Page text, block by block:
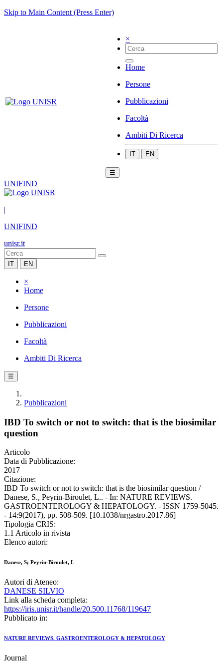
Skip to Main Content (Press Enter)
×
Home
Persone
Pubblicazioni
Facoltà
Ambiti Di Ricerca
IT EN
☰
UNIFIND
|
UNIFIND
unisr.it
IT EN
×
Home
Persone
Pubblicazioni
Facoltà
Ambiti Di Ricerca
☰
Pubblicazioni
IBD To switch or not to switch: that is the biosimilar
question
Articolo
Data di Pubblicazione:
2017
Citazione:
IBD To switch or not to switch: that is the biosimilar question /
Danese, S., Peyrin-Biroulet, L.. - In: NATURE REVIEWS.
GASTROENTEROLOGY & HEPATOLOGY. - ISSN 1759-5045.
- 14:9(2017), pp. 508-509. [10.1038/nrgastro.2017.86]
Tipologia CRIS:
1.1 Articolo in rivista
Elenco autori:
Danese, S; Peyrin-Biroulet, L
Autori di Ateneo:
DANESE SILVIO
Link alla scheda completa:
https://iris.unisr.it/handle/20.500.11768/119647
Pubblicato in:
NATURE REVIEWS. GASTROENTEROLOGY & HEPATOLOGY
Journal